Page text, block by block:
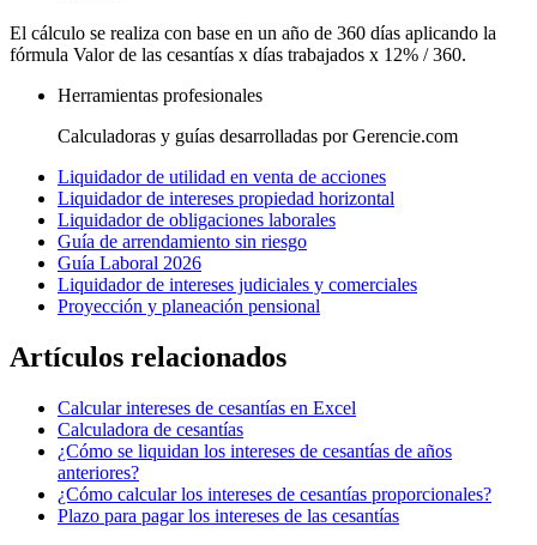
El cálculo se realiza con base en un año de 360 días aplicando la
fórmula Valor de las cesantías x días trabajados x 12% / 360.
Herramientas profesionales
Calculadoras y guías desarrolladas por Gerencie.com
Liquidador de utilidad en venta de acciones
Liquidador de intereses propiedad horizontal
Liquidador de obligaciones laborales
Guía de arrendamiento sin riesgo
Guía Laboral 2026
Liquidador de intereses judiciales y comerciales
Proyección y planeación pensional
Artículos relacionados
Calcular intereses de cesantías en Excel
Calculadora de cesantías
¿Cómo se liquidan los intereses de cesantías de años
anteriores?
¿Cómo calcular los intereses de cesantías proporcionales?
Plazo para pagar los intereses de las cesantías